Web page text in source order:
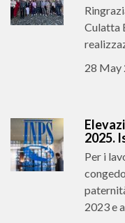
Culatta
28 May
2025.
Per i
2023 e